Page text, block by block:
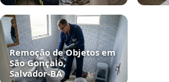
Remoção de Objetos em
São Gonçalo,
Salvador‑BA